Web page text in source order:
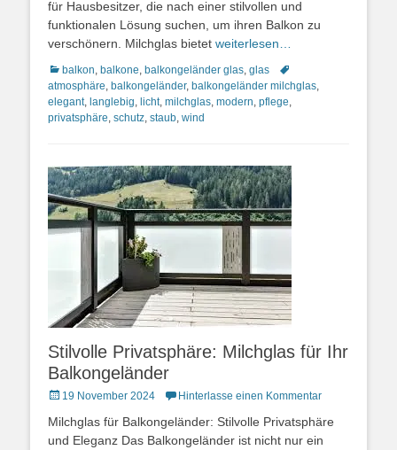
für Hausbesitzer, die nach einer stilvollen und
funktionalen Lösung suchen, um ihren Balkon zu
verschönern. Milchglas bietet weiterlesen…
Kategorien
balkon balkone balkongeländer glas glas
Schlagworte
atmosphäre balkongeländer, balkongeländer milchglas
elegant, langlebig licht, milchglas modern pflege
privatsphäre schutz staub wind
Stilvolle Privatsphäre: Milchglas für Ihr
Balkongeländer
Posted
19 November 2024 Hinterlasse einen Kommentar
Milchglas für Balkongeländer: Stilvolle Privatsphäre
und Eleganz Das Balkongeländer ist nicht nur ein